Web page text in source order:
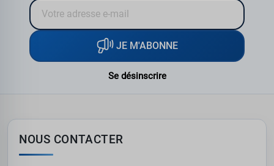
JE M'ABONNE
Se désinscrire
NOUS CONTACTER